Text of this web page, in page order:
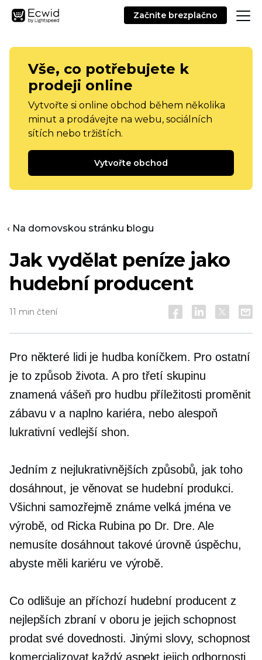
Začnite brezplačno
Vše, co potřebujete k
prodeji online
Vytvořte si online obchod během několika
minut a prodávejte na webu, sociálních
sítích nebo tržištích.
Vytvořte obchod
‹ Na domovskou stránku blogu
Jak vydělat peníze jako
hudební producent
11 min čtení
Pro některé lidi je hudba koníčkem. Pro ostatní
je to způsob života. A pro třetí skupinu
znamená vášeň pro hudbu příležitosti proměnit
zábavu v a naplno kariéra, nebo alespoň
lukrativní vedlejší shon.
Jedním z nejlukrativnějších způsobů, jak toho
dosáhnout, je věnovat se hudební produkci.
Všichni samozřejmě známe velká jména ve
výrobě, od Ricka Rubina po Dr. Dre. Ale
nemusíte dosáhnout takové úrovně úspěchu,
abyste měli kariéru ve výrobě.
Co odlišuje an příchozíhudební producent z
nejlepších zbraní v oboru je jejich schopnost
prodat své dovednosti. Jinými slovy, schopnost
komercializovat každý aspekt jejich odbornosti